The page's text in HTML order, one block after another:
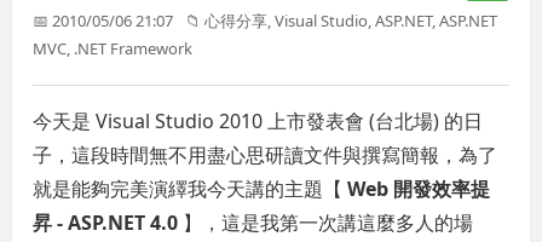
📅 2010/05/06 21:07 📁心得分享,Visual Studio,ASP.NET,ASP.NET
MVC, .NET Framework
今天是 Visual Studio 2010 上市發表會 (台北場) 的日
子，這段時間無不用盡心思研讀文件與撰寫簡報，為了
就是能夠完美演繹我今天講的主題【Web 開發效率提
昇 - ASP.NET 4.0 】，這是我第一次講這麼多人的場